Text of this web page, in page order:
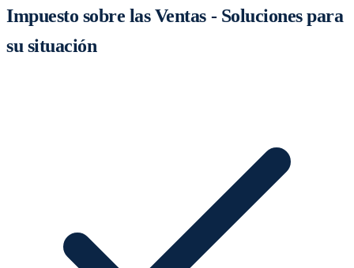
Impuesto sobre las Ventas - Soluciones para
su situación